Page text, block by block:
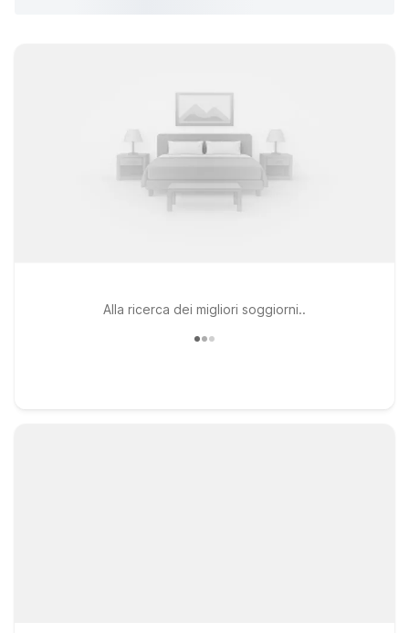
Alla ricerca dei migliori soggiorni..